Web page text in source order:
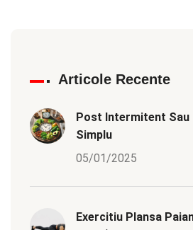
Articole Recente
Post Intermitent Sau
Simplu
05/01/2025
Exercitiu Plansa